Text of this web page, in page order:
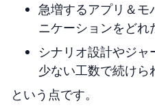
急増するアプリ＆モ
ニケーションをどれ
シナリオ設計やジ
少ない工数で続けら
という点です。